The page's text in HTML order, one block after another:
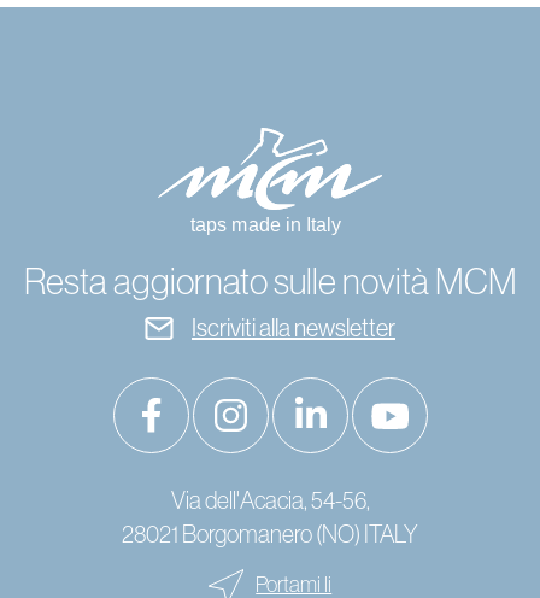
Resta aggiornato sulle novità MCM
Iscriviti alla newsletter
Via dell'Acacia, 54-56,
28021 Borgomanero (NO) ITALY
Portami li